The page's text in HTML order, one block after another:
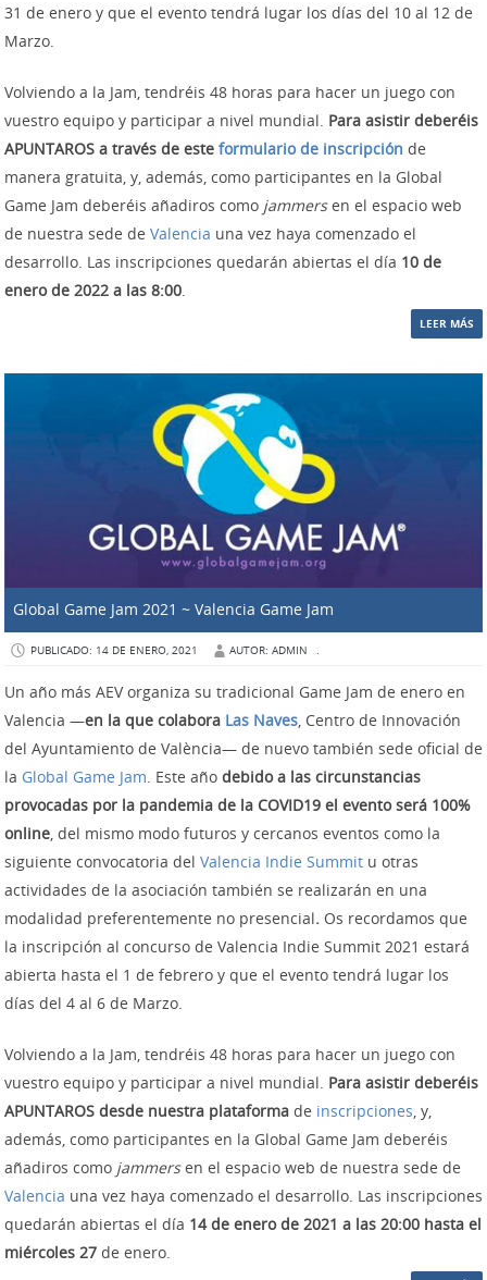
31 de enero y que el evento tendrá lugar los días del 10 al 12 de
Marzo.
Volviendo a la Jam, tendréis 48 horas para hacer un juego con
vuestro equipo y participar a nivel mundial. Para asistir deberéis
APUNTAROS a través de este formulario de inscripción de
manera gratuita, y, además, como participantes en la Global
Game Jam deberéis añadiros como jammersen el espacio web
de nuestra sede de Valencia una vez haya comenzado el
desarrollo. Las inscripciones quedarán abiertas el día 10 de
enero de 2022 a las 8:00.
LEER MÁS
Global Game Jam 2021 ~ Valencia Game Jam
PUBLICADO: 14 DE ENERO, 2021 AUTOR: ADMIN .
Un año más AEV organiza su tradicional Game Jam de enero en
Valencia —en la que colabora Las Naves, Centro de Innovación
del Ayuntamiento de València— de nuevo también sede oficial de
la Global Game Jam. Este año debido a las circunstancias
provocadas por la pandemia de la COVID19 el evento será 100%
online, del mismo modo futuros y cercanos eventos como la
siguiente convocatoria del Valencia Indie Summit u otras
actividades de la asociación también se realizarán en una
modalidad preferentemente no presencial. Os recordamos que
la inscripción al concurso de Valencia Indie Summit 2021 estará
abierta hasta el 1 de febrero y que el evento tendrá lugar los
días del 4 al 6 de Marzo.
Volviendo a la Jam, tendréis 48 horas para hacer un juego con
vuestro equipo y participar a nivel mundial. Para asistir deberéis
APUNTAROS desde nuestra plataforma de inscripciones, y,
además, como participantes en la Global Game Jam deberéis
añadiros como jammersen el espacio web de nuestra sede de
Valencia una vez haya comenzado el desarrollo. Las inscripciones
quedarán abiertas el día 14 de enero de 2021 a las 20:00 hasta el
miércoles 27 de enero.